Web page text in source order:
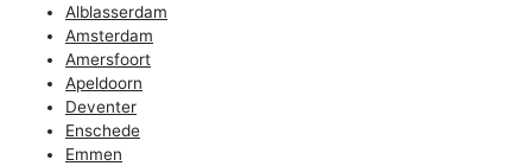
Alblasserdam
Amsterdam
Amersfoort
Apeldoorn
Deventer
Enschede
Emmen